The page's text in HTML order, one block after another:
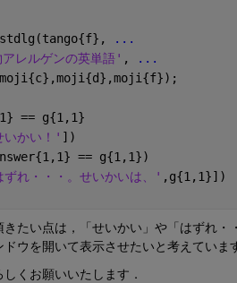
...
レルゲンの英単語' ,
...
== g{1,1}
いかい！' ])
== g{1,1})
ずれ・・・。せいかいは、' ,g{1,1}])
たい点は，「せいかい」や「はずれ
ウを開いて表示させたいと考えていま
くお願いいたします．